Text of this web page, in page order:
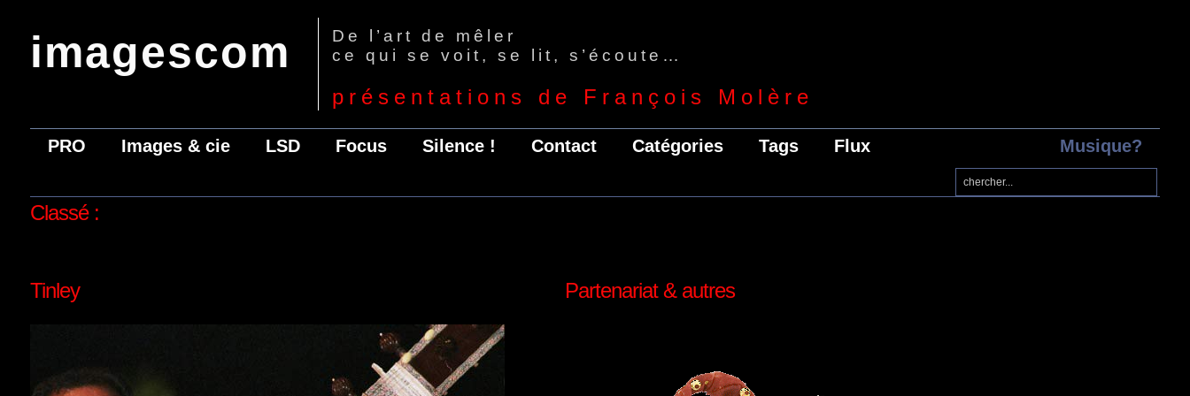
imagescom
De l’art de mêler
ce qui se voit, se lit, s’écoute…
présentations de François Molère
PRO Images & cie LSD Focus Silence ! Contact Catégories Tags Flux Musique?
Classé :
Tinley Partenariat & autres